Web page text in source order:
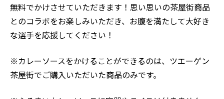
無料でかけさせていただきます！思い思いの茶屋街商品
とのコラボをお楽しみいただき、お腹を満たして大好き
な選手を応援してください！
※カレーソースをかけることができるのは、ツエーゲン
茶屋街でご購入いただいた商品のみです。